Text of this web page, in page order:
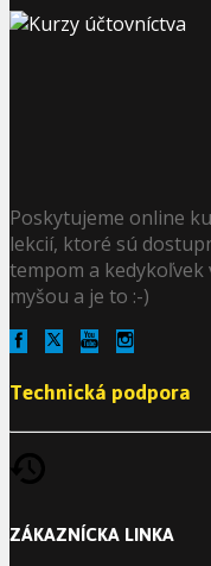
Poskytujeme online
lekcií, ktoré sú
tempom a
myšou a je to :-)
Technická podpora
ZÁKAZNÍCKA LINKA